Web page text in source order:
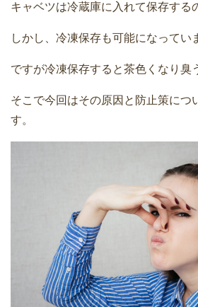
キャベツは冷蔵庫に入れて保存する
しかし、冷凍保存も可能になってい
ですが冷凍保存すると茶色くなり臭
そこで今回はその原因と防止策につ
す。